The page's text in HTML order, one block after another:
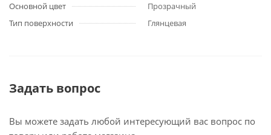
Основной цвет
Прозрачный
Тип поверхности
Глянцевая
Задать вопрос
Вы можете задать любой интересующий вас вопрос по